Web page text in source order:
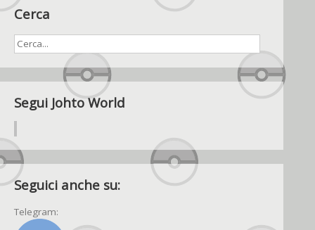
Cerca
Segui Johto World
Seguici anche su:
Telegram: